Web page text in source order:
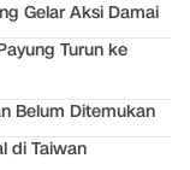
Gelar Aksi Damai
Turun ke
Belum Ditemukan
di Taiwan